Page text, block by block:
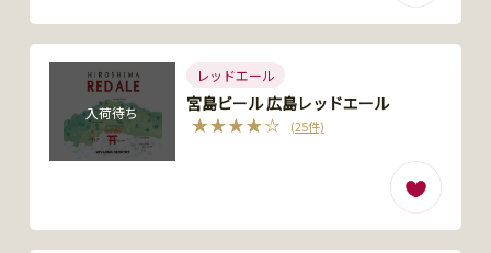
入荷待ち
レッドエール
宮島ビール 広島レッドエール
(25件)